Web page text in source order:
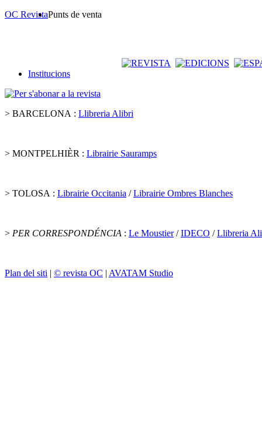
OC RevistaPunts de venta
Institucions
> BARCELONA : Llibreria Alibri
> MONTPELHIÈR : Librairie Sauramps
> TOLOSA : Librairie Occitania /Librairie Ombres Blanches
> PER CORRESPONDÉNCIA : Le Moustier/IDECO /Llibreria
Plan del siti | © revista OC | AVATAM Studio